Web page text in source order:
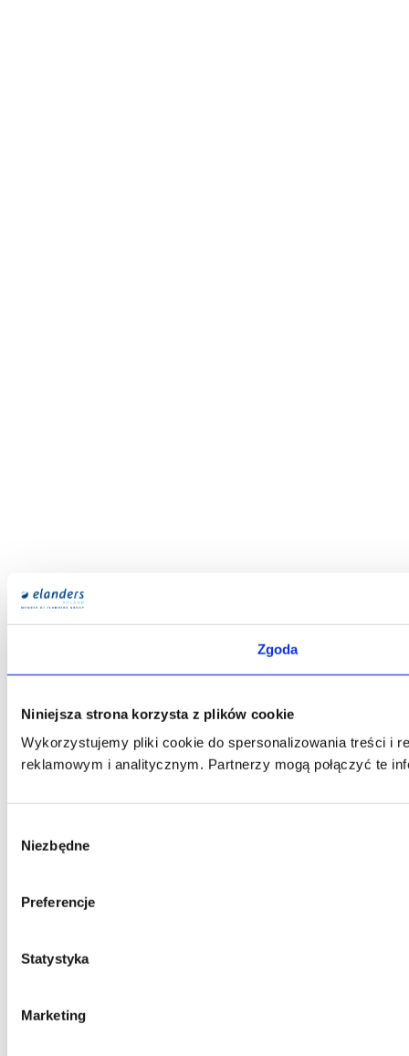
Zgoda
Niniejsza strona korzysta z plików cookie
Wykorzystujemy pliki cookie do spersonalizowania treści i
reklamowym i analitycznym. Partnerzy mogą połączyć te
zgody
Niezbędne
Preferencje
Statystyka
Marketing